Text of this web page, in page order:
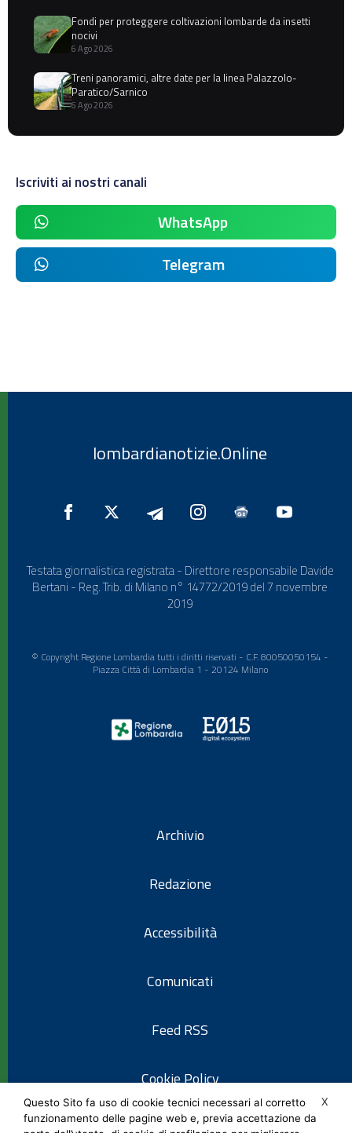
Fondi per proteggere coltivazioni lombarde da insetti
nocivi
6 Ago 2026
Treni panoramici, altre date per la linea Palazzolo-
Paratico/Sarnico
6 Ago 2026
Iscriviti ai nostri canali
WhatsApp
Telegram
lombardianotizie.Online
Testata giornalistica registrata - Direttore responsabile Davide
Bertani - Reg. Trib. di Milano n° 14772/2019 del 7 novembre
2019
© Copyright Regione Lombardia tutti i diritti riservati - C.F. 80050050154 -
Piazza Città di Lombardia 1 - 20124 Milano
Archivio
Redazione
Accessibilità
Comunicati
Feed RSS
Cookie Policy
Informativa privacy
X
Questo Sito fa uso di cookie tecnici necessari al corretto
funzionamento delle pagine web e, previa accettazione da